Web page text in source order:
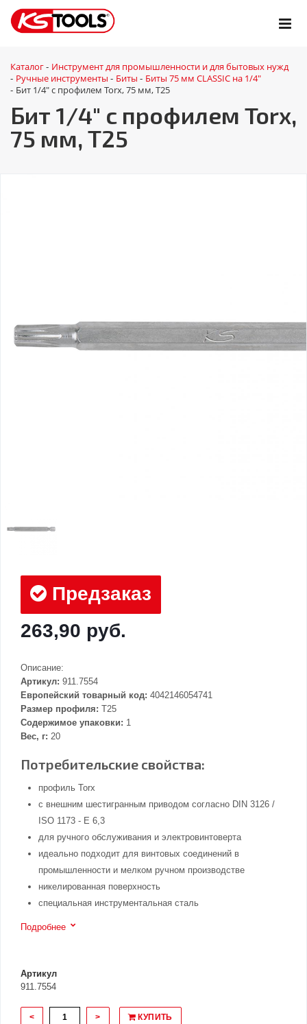
Каталог - Инструмент для промышленности и для бытовых нужд
- Ручные инструменты - Биты - Биты 75 мм CLASSIC на 1/4"
- Бит 1/4" с профилем Torx, 75 мм, Т25
Бит 1/4" с профилем Torx,
75 мм, Т25
Предзаказ
263,90 руб.
Описание:
Артикул: 911.7554
Европейский товарный код: 4042146054741
Размер профиля: T25
Содержимое упаковки: 1
Вес, г: 20
Потребительские свойства:
профиль Torx
с внешним шестигранным приводом согласно DIN 3126 /
ISO 1173 - E 6,3
для ручного обслуживания и электровинтоверта
идеально подходит для винтовых соединений в
промышленности и мелком ручном производстве
никелированная поверхность
специальная инструментальная сталь
Подробнее
Артикул
911.7554
< > КУПИТЬ